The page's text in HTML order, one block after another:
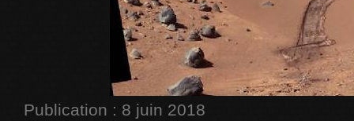
Publication : 8 juin 2018